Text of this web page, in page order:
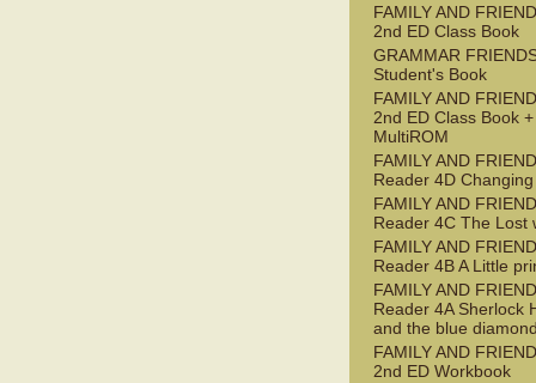
FAMILY AND
2nd ED Class Book
GRAMMAR
Student's Book
FAMILY AND
2nd ED Class Book +
MultiROM
FAMILY AND
Reader 4D
FAMILY AND
Reader 4C The Lost
FAMILY AND
Reader 4B A Little
FAMILY AND
Reader 4A Sherlock
and the blue
FAMILY AND
2nd ED Workbook